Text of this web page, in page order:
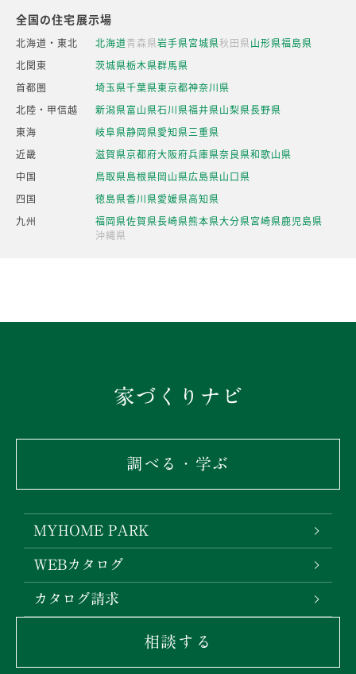
全国の住宅展示場
北海道・東北 北海道青森県岩手県宮城県秋田県山形県福島県
北関東
茨城県栃木県群馬県
首都圏
埼玉県千葉県東京都神奈川県
北陸・甲信越
新潟県富山県石川県福井県山梨県長野県
東海
岐阜県静岡県愛知県三重県
近畿
滋賀県京都府大阪府兵庫県奈良県和歌山県
中国
鳥取県島根県岡山県広島県山口県
四国
徳島県香川県愛媛県高知県
九州
福岡県佐賀県長崎県熊本県大分県宮崎県鹿児島県
沖縄県
家づくりナビ
調べる・学ぶ
MYHOME PARK
WEBカタログ
カタログ請求
相談する